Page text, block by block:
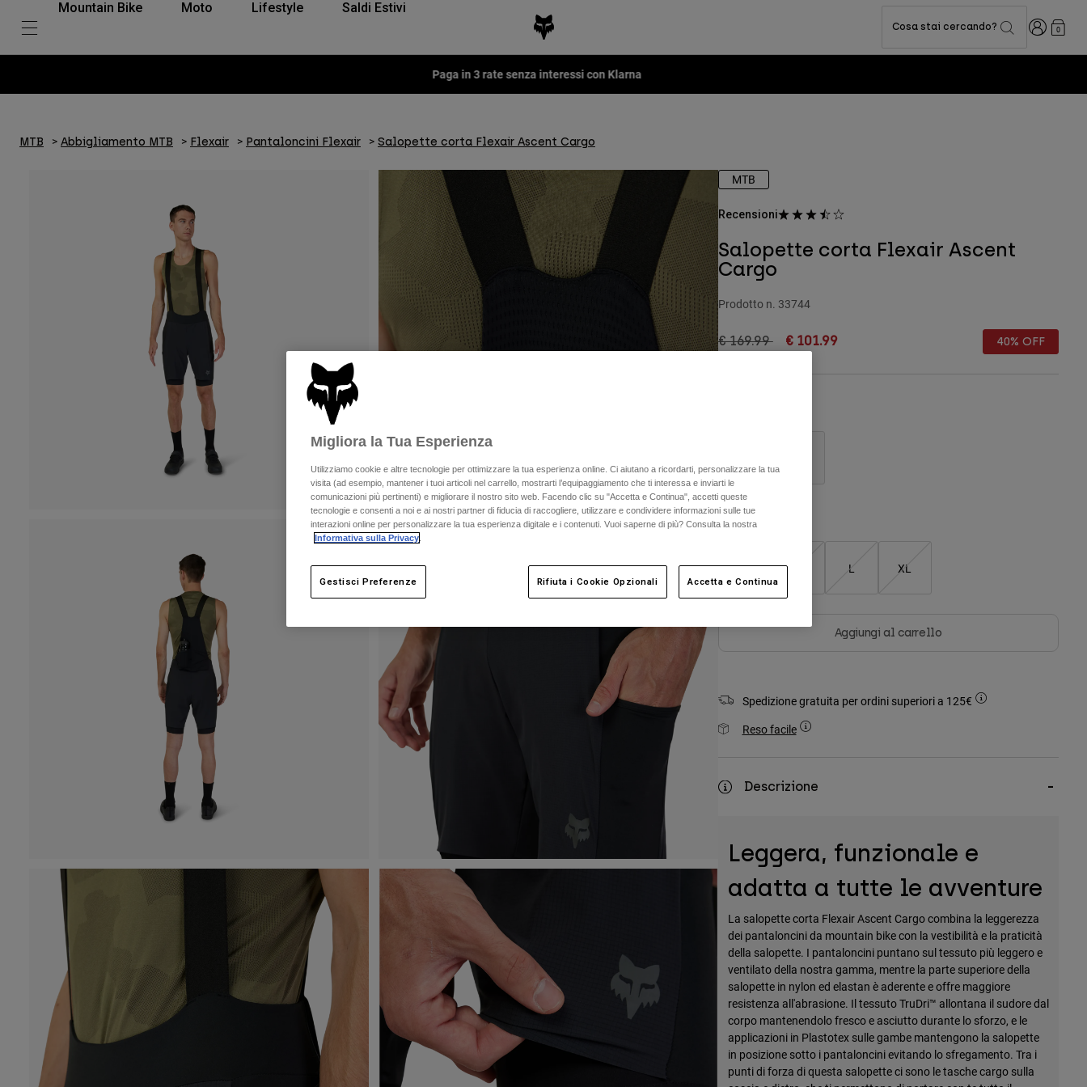
Mountain Bike Moto Lifestyle Saldi Estivi
Cosa stai cercando? Accedi0
Paga in 3 rate senza interessi con Klarna
MTB Abbigliamento MTB Flexair Pantaloncini Flexair Salopette corta Flexair Ascent Cargo
MTB
Recensioni
Salopette corta Flexair Ascent
Cargo
Prodotto n. 33744
Price reduced from
€ 169.99to€ 101.99 40% OFF
selezionato
Tabella taglie
S L XL
Aggiungi al carrello
Spedizione gratuita per ordini superiori a 125€
Reso facile
Descrizione
Leggera, funzionale e
adatta a tutte le avventure
La salopette corta Flexair Ascent Cargo combina la leggerezza
dei pantaloncini da mountain bike con la vestibilità e la praticità
della salopette. I pantaloncini puntano sul tessuto più leggero e
ventilato della nostra gamma, mentre la parte superiore della
salopette in nylon ed elastan è aderente e offre maggiore
resistenza all'abrasione. Il tessuto TruDri™ allontana il sudore dal
corpo mantenendolo fresco e asciutto durante lo sforzo, e le
applicazioni in Plastotex sulle gambe mantengono la salopette
in posizione sotto i pantaloncini evitando lo sfregamento. Tra i
punti di forza di questa salopette ci sono le tasche cargo sulla
Migliora la Tua Esperienza
Utilizziamo cookie e altre tecnologie per ottimizzare la tua esperienza online. Ci aiutano a ricordarti, personalizzare la tua
visita (ad esempio, mantener i tuoi articoli nel carrello, mostrarti l’equipaggiamento che ti interessa e inviarti le
comunicazioni più pertinenti) e migliorare il nostro sito web. Facendo clic su "Accetta e Continua", accetti queste
tecnologie e consenti a noi e ai nostri partner di fiducia di raccogliere, utilizzare e condividere informazioni sulle tue
interazioni online per personalizzare la tua esperienza digitale e i contenuti. Vuoi saperne di più? Consulta la nostra
Informativa sulla Privacy
Gestisci Preferenze Rifiuta i Cookie Opzionali Accetta e Continua